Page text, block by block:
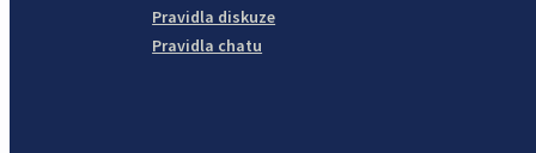
Pravidla diskuze
Pravidla chatu